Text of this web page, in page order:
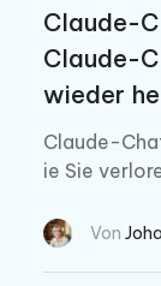
Claude-
Claude-
wieder
Claude-
ie Sie
üfen und
Von